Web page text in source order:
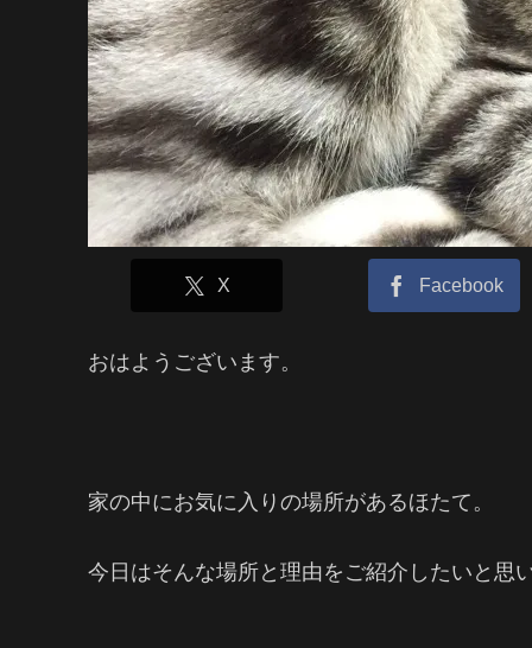
X Facebook
おはようございます。
家の中にお気に入りの場所があるほたて。
今日はそんな場所と理由をご紹介したいと思